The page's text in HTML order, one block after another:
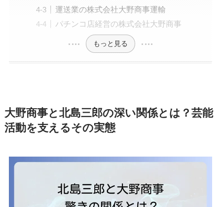
運送業の株式会社大野商事運輸
パチンコ店経営の株式会社大野商事
もっと見る
大野商事と北島三郎の深い関係とは？芸能
活動を支えるその実態